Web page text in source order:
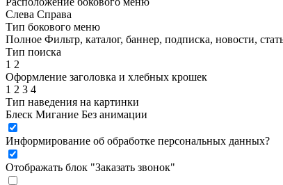
Слева Справа
Тип бокового меню
Полное Фильтр, каталог, баннер, подписка, новости,
Тип поиска
1 2
Оформление заголовка и хлебных крошек
1 2 3 4
Тип наведения на картинки
Блеск Мигание Без анимации
Информирование об обработке персональных данных?
Отображать блок "Заказать звонок"